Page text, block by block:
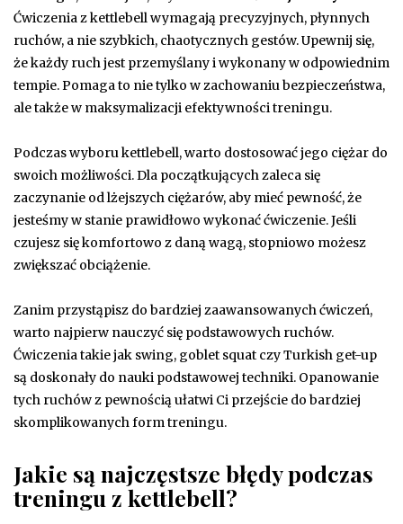
Ćwiczenia z kettlebell wymagają precyzyjnych, płynnych
ruchów, a nie szybkich, chaotycznych gestów. Upewnij się,
że każdy ruch jest przemyślany i wykonany w odpowiednim
tempie. Pomaga to nie tylko w zachowaniu bezpieczeństwa,
ale także w maksymalizacji efektywności treningu.
Podczas wyboru kettlebell, warto dostosować jego ciężar do
swoich możliwości. Dla początkujących zaleca się
zaczynanie od lżejszych ciężarów, aby mieć pewność, że
jesteśmy w stanie prawidłowo wykonać ćwiczenie. Jeśli
czujesz się komfortowo z daną wagą, stopniowo możesz
zwiększać obciążenie.
Zanim przystąpisz do bardziej zaawansowanych ćwiczeń,
warto najpierw nauczyć się podstawowych ruchów.
Ćwiczenia takie jak swing, goblet squat czy Turkish get-up
są doskonały do nauki podstawowej techniki. Opanowanie
tych ruchów z pewnością ułatwi Ci przejście do bardziej
skomplikowanych form treningu.
Jakie są najczęstsze błędy podczas
treningu z kettlebell?